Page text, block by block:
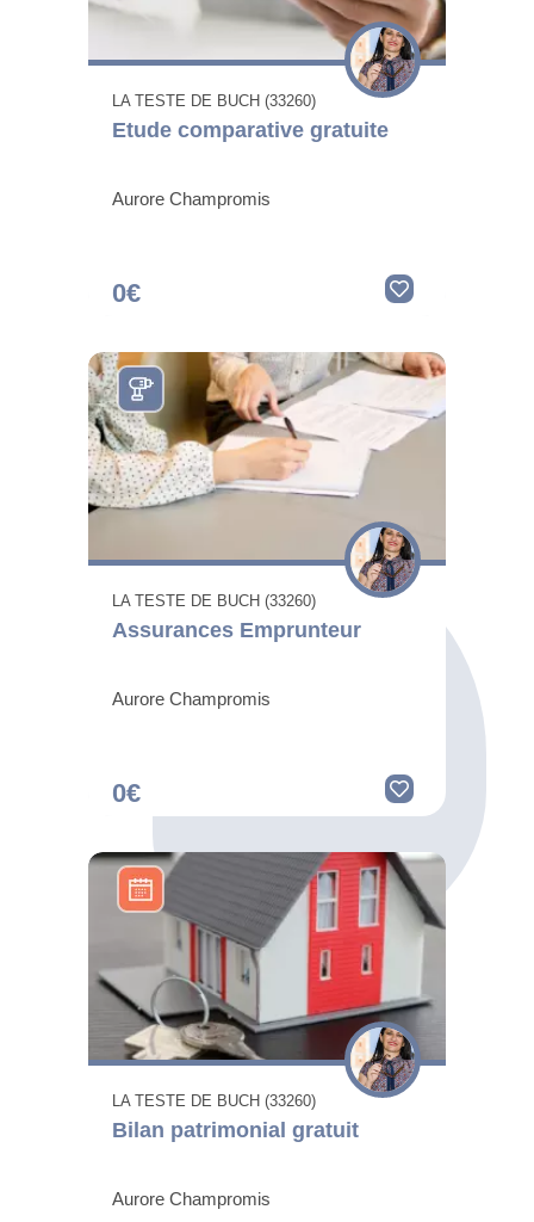
LA TESTE DE BUCH (33260)
Etude comparative gratuite
Aurore Champromis
0€
LA TESTE DE BUCH (33260)
Assurances Emprunteur
Aurore Champromis
0€
LA TESTE DE BUCH (33260)
Bilan patrimonial gratuit
Aurore Champromis